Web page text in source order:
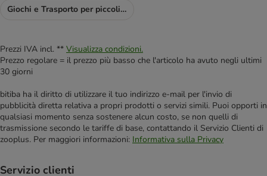
Giochi e Trasporto per piccoli animali
Prezzi IVA incl. ** Visualizza condizioni.
Prezzo regolare = il prezzo più basso che l'articolo ha avuto negli ultimi
30 giorni
bitiba ha il diritto di utilizzare il tuo indirizzo e-mail per l'invio di
pubblicità diretta relativa a propri prodotti o servizi simili. Puoi opporti in
qualsiasi momento senza sostenere alcun costo, se non quelli di
trasmissione secondo le tariffe di base, contattando il Servizio Clienti di
zooplus. Per maggiori informazioni: Informativa sulla Privacy
Servizio clienti